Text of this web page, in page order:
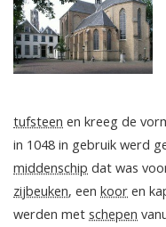
tufsteen en kreeg de
in 1048 in gebruik werd
middenschip dat was
zijbeuken, een koor en
werden met schepen